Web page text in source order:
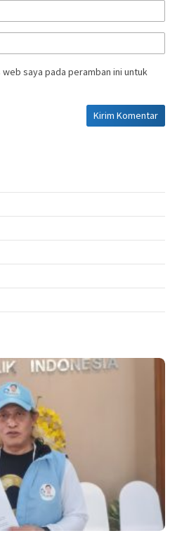
saya pada peramban ini untuk